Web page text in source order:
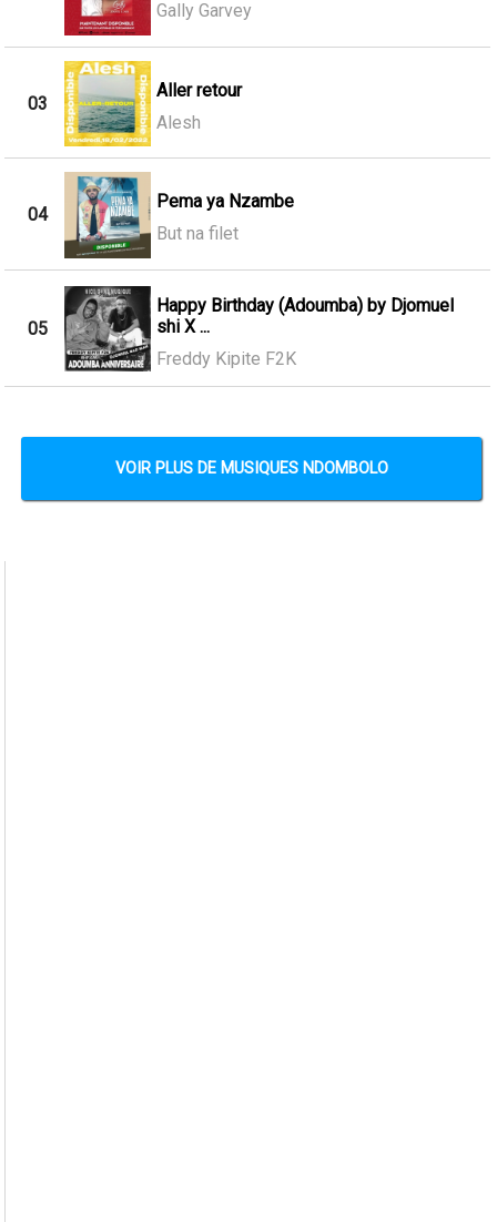
Gally Garvey
03
Aller retour
Alesh
04
Pema ya Nzambe
But na filet
05
Happy Birthday (Adoumba) by Djomuel
shi X ...
Freddy Kipite F2K
VOIR PLUS DE MUSIQUES NDOMBOLO